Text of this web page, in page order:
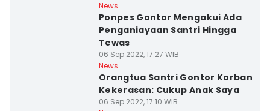
News
Ponpes Gontor Mengakui Ada
Penganiayaan Santri Hingga
Tewas
06 Sep 2022, 17:27 WIB
News
Orangtua Santri Gontor Korban
Kekerasan: Cukup Anak Saya
06 Sep 2022, 17:10 WIB